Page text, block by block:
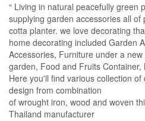
“ Living in natural peacefully green
supplying garden accessories all
cotta planter. we love decorating
home decorating included Garden
Accessories, Furniture under a
garden, Food and Fruits Container,
Here you'll find various collection
design from combination
of wrought iron, wood and woven
Thailand manufacturer